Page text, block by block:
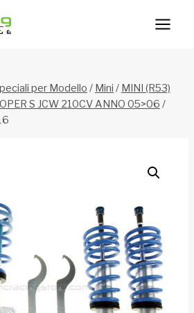
per Modello / Mini / MINI (R53)
S JCW 210CV ANNO 05>06 /